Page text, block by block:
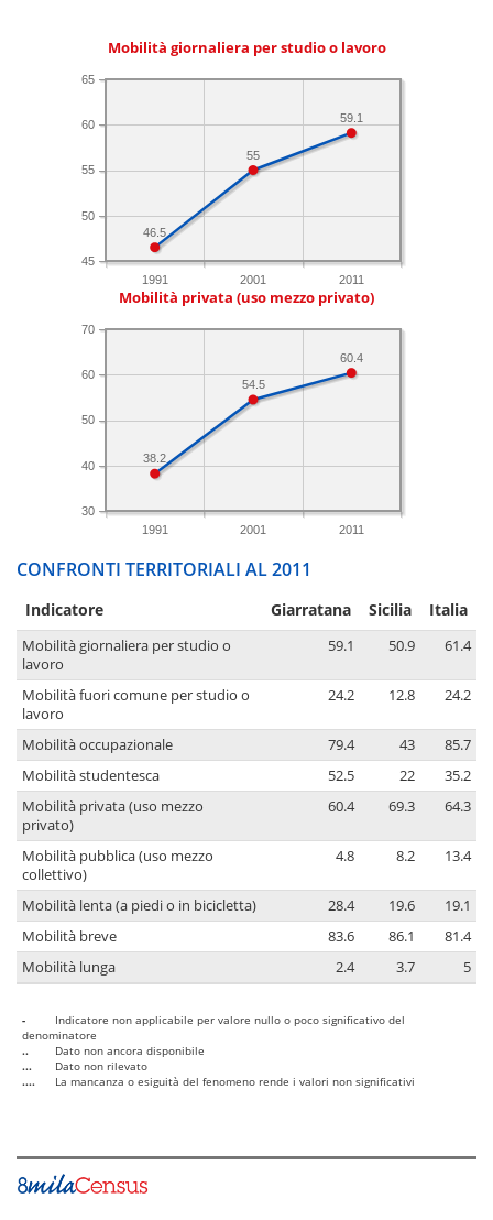
Mobilità giornaliera per studio o lavoro
1991 2001 2011
45
50
55
60
65
59.1
55
46.5
Mobilità privata (uso mezzo privato)
1991 2001 2011
30
40
50
60
70
60.4
54.5
38.2
CONFRONTI TERRITORIALI AL 2011
Indicatore Giarratana Sicilia Italia
Mobilità giornaliera per studio o
lavoro
59.1 50.9 61.4
Mobilità fuori comune per studio o
lavoro
24.2 12.8 24.2
Mobilità occupazionale 79.4 43
85.7
Mobilità studentesca
52.5 22
35.2
Mobilità privata (uso mezzo
privato)
60.4 69.3 64.3
Mobilità pubblica (uso mezzo
collettivo)
4.8 8.2 13.4
Mobilità lenta (a piedi o in bicicletta) 28.4 19.6
19.1
Mobilità breve
83.6 86.1
81.4
Mobilità lunga
2.4 3.7 5
-
Indicatore non applicabile per valore nullo o poco significativo del
denominatore
..
Dato non ancora disponibile
...
Dato non rilevato
....
La mancanza o esiguità del fenomeno rende i valori non significativi